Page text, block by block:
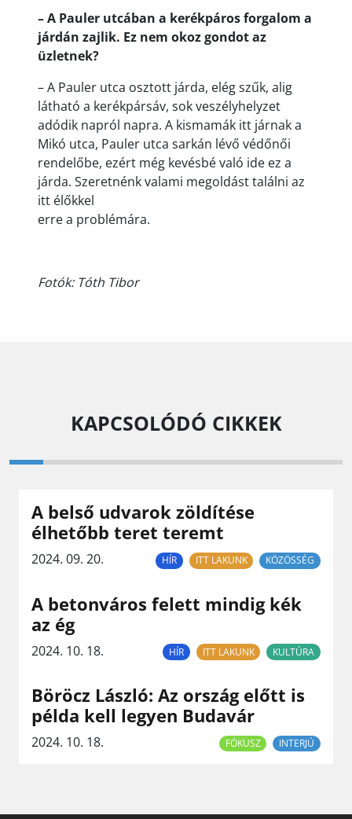
– A Pauler utcában a kerékpáros forgalom a
járdán zajlik. Ez nem okoz gondot az
üzletnek?
– A Pauler utca osztott járda, elég szűk, alig
látható a kerékpársáv, sok veszélyhelyzet
adódik napról napra. A kismamák itt járnak a
Mikó utca, Pauler utca sarkán lévő védőnői
rendelőbe, ezért még kevésbé való ide ez a
járda. Szeretnénk valami megoldást találni az
itt élőkkel
erre a problémára.
Fotók: Tóth Tibor
KAPCSOLÓDÓ CIKKEK
A belső udvarok zöldítése
élhetőbb teret teremt
2024. 09. 20. HÍR ITT LAKUNK KÖZÖSSÉG
A betonváros felett mindig kék
az ég
2024. 10. 18. HÍR ITT LAKUNK KULTÚRA
Böröcz László: Az ország előtt is
példa kell legyen Budavár
2024. 10. 18. FÓKUSZ INTERJÚ